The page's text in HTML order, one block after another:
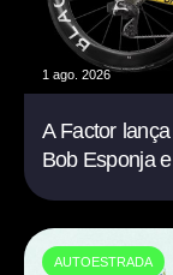
1 ago. 2026
A Factor
Bob Esponja
AUTOESTRADA